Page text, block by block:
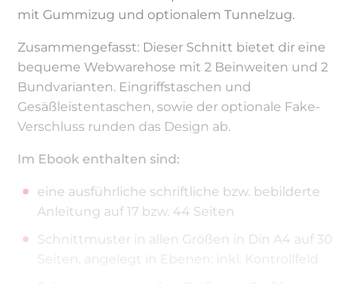
mit Gummizug und optionalem Tunnelzug.
Zusammengefasst: Dieser Schnitt bietet dir eine
bequeme Webwarehose mit 2 Beinweiten und 2
Bundvarianten. Eingriffstaschen und
Gesäßleistentaschen, sowie der optionale Fake-
Verschluss runden das Design ab.
Im Ebook enthalten sind:
eine ausführliche schriftliche bzw. bebilderte
Anleitung auf 17 bzw. 44 Seiten
Schnittmuster in allen Größen in Din A4 auf 30
Seiten, angelegt in Ebenen; inkl. Kontrollfeld